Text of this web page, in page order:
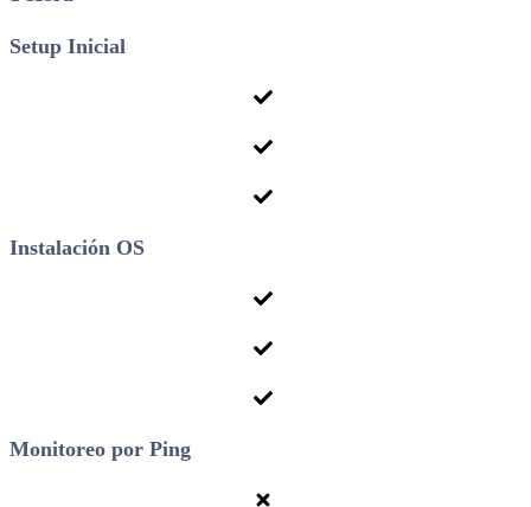
Setup Inicial
Instalación OS
Monitoreo por Ping